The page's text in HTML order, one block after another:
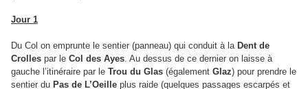
Jour 1
Du Col on emprunte le sentier (panneau) qui conduit à la Dent de
Crolles par le Col des Ayes. Au dessus de ce dernier on laisse à
gauche l’itinéraire par le Trou du Glas (également Glaz) pour prendre le
sentier du Pas de L’Oeille plus raide (quelques passages escarpés et